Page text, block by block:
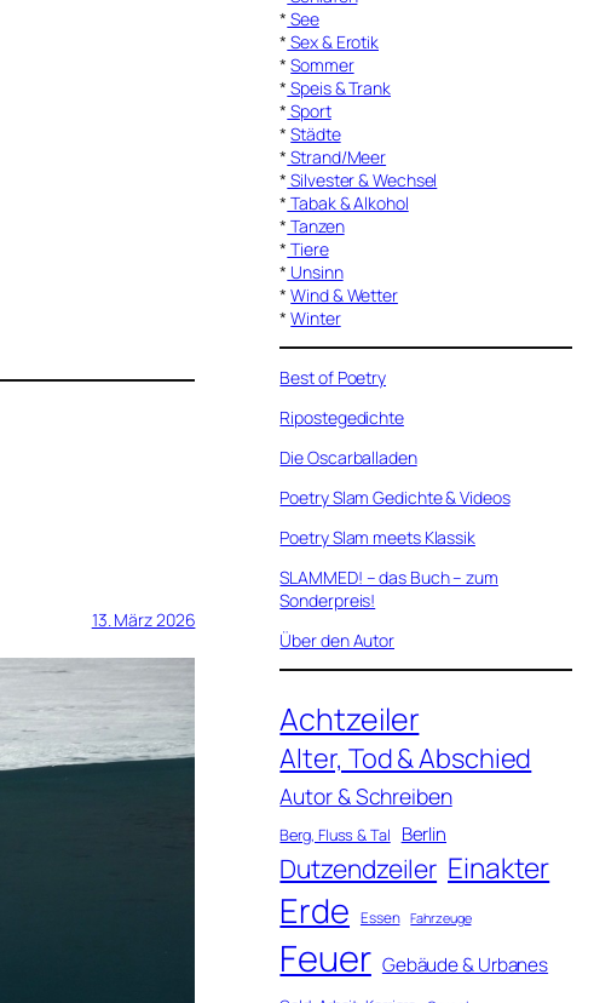
13. März 2026
* See
* Sex & Erotik
*Sommer
* Speis & Trank
* Sport
*Städte
* Strand/Meer
* Silvester & Wechsel
* Tabak & Alkohol
* Tanzen
* Tiere
* Unsinn
*Wind & Wetter
*Winter
Best of Poetry
Ripostegedichte
Die Oscarballaden
Poetry Slam Gedichte & Videos
Poetry Slam meets Klassik
SLAMMED! – das Buch – zum
Sonderpreis!
Über den Autor
Achtzeiler
Alter, Tod & Abschied
Autor & Schreiben
Berg, Fluss & Tal Berlin
Dutzendzeiler Einakter
Erde Essen Fahrzeuge
Feuer Gebäude & Urbanes